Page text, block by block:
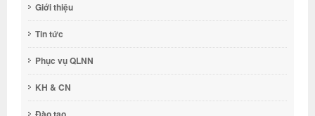
Giới thiệu
Tin tức
Phục vụ QLNN
KH & CN